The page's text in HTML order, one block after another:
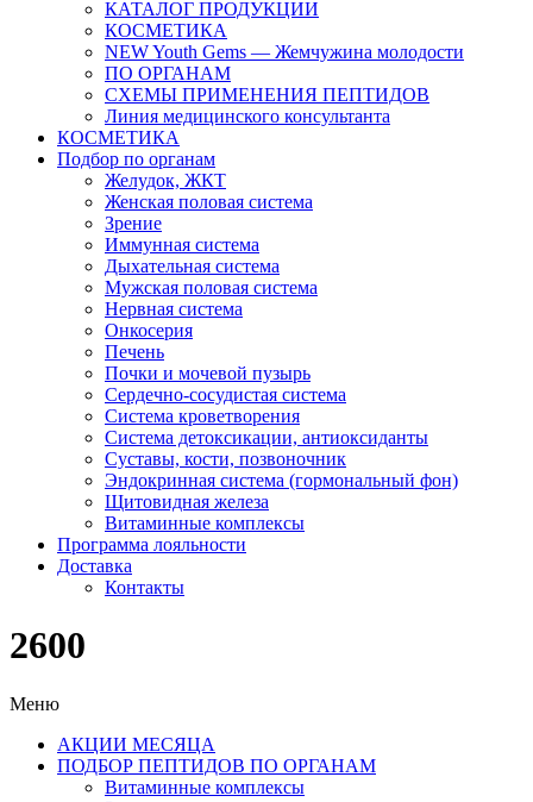
КАТАЛОГ ПРОДУКЦИИ
КОСМЕТИКА
NEW Youth Gems — Жемчужина молодости
ПО ОРГАНАМ
СХЕМЫ ПРИМЕНЕНИЯ ПЕПТИДОВ
Линия медицинского консультанта
КОСМЕТИКА
Подбор по органам
Желудок, ЖКТ
Женская половая система
Зрение
Иммунная система
Дыхательная система
Мужская половая система
Нервная система
Онкосерия
Печень
Почки и мочевой пузырь
Сердечно-сосудистая система
Система кроветворения
Система детоксикации, антиоксиданты
Суставы, кости, позвоночник
Эндокринная система (гормональный фон)
Щитовидная железа
Витаминные комплексы
Программа лояльности
Доставка
Контакты
2600
Меню
АКЦИИ МЕСЯЦА
ПОДБОР ПЕПТИДОВ ПО ОРГАНАМ
Витаминные комплексы